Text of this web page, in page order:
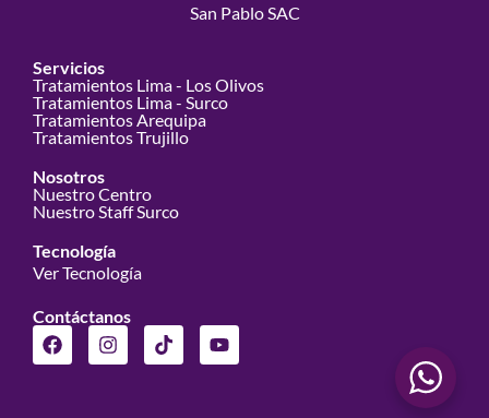
San Pablo SAC
Servicios
Tratamientos Lima - Los Olivos
Tratamientos Lima - Surco
Tratamientos Arequipa
Tratamientos Trujillo
Nosotros
Nuestro Centro
Nuestro Staff Surco
Tecnología
Ver Tecnología
Contáctanos